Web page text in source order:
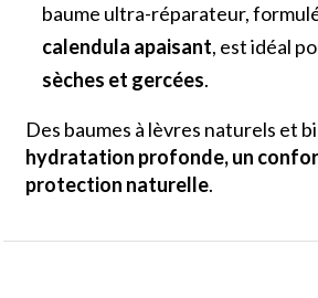
baume ultra-réparateur,
calendula apaisant, est idéal
sèches et gercées.
Des baumes à lèvres naturels et
hydratation profonde, un
protection naturelle.